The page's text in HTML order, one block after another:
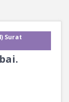
Surat